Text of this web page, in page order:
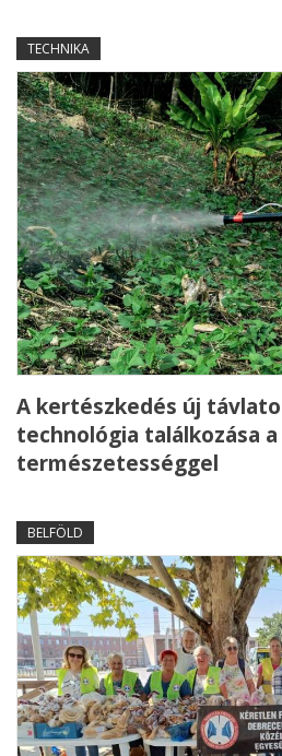
TECHNIKA
A kertészkedés új
technológia találkozása a
természetességgel
BELFÖLD